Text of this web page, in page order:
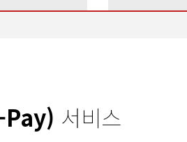
Pay) 서비스